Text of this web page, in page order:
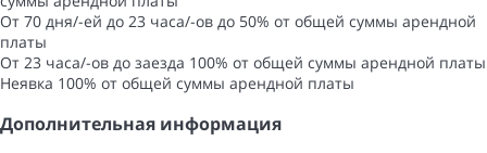
От 70 дня/-ей до 23 часа/-ов до 50% от общей суммы арендной
платы
От 23 часа/-ов до заезда 100% от общей суммы арендной платы
Неявка 100% от общей суммы арендной платы
Дополнительная информация